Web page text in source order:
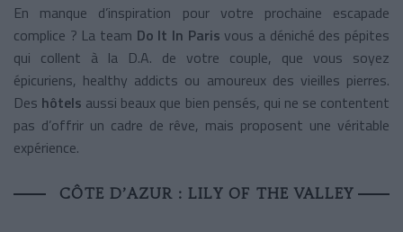
En manque d’inspiration pour votre prochaine escapade
complice ? La team Do It In Parisvous a déniché des pépites
qui collent à la D.A. de votre couple, que vous soyez
épicuriens, healthy addicts ou amoureux des vieilles pierres.
Des hôtels aussi beaux que bien pensés, qui ne se contentent
pas d’offrir un cadre de rêve, mais proposent une véritable
expérience.
CÔTE D’AZUR : LILY OF THE VALLEY